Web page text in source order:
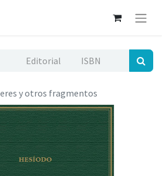
y otros fragmentos